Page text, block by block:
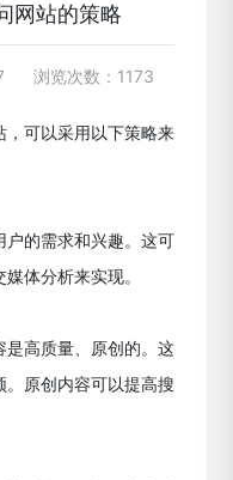
网站的策略
浏览次数：1173
，可以采用以下策略来
户的需求和兴趣。这可
体分析来实现。
高质量、原创的。这
原创内容可以提高搜